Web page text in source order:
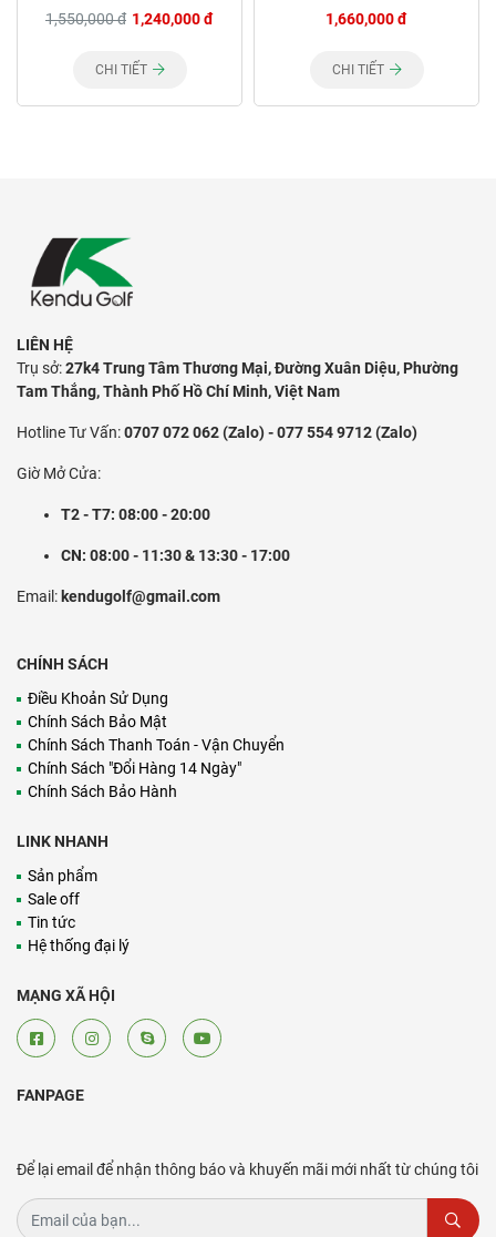
1,550,000 đ 1,240,000 đ
CHI TIẾT
1,660,000 đ
CHI TIẾT
LIÊN HỆ
Trụ sở:27k4 Trung Tâm Thương Mại, Đường Xuân Diệu, Phường
Tam Thắng, Thành Phố Hồ Chí Minh, Việt Nam
Hotline Tư Vấn:0707 072 062 (Zalo) - 077 554 9712 (Zalo)
Giờ Mở Cửa:
T2 - T7: 08:00 - 20:00
CN: 08:00 - 11:30 & 13:30 - 17:00
Email: kendugolf@gmail.com
CHÍNH SÁCH
Điều Khoản Sử Dụng
Chính Sách Bảo Mật
Chính Sách Thanh Toán - Vận Chuyển
Chính Sách "Đổi Hàng 14 Ngày"
Chính Sách Bảo Hành
LINK NHANH
Sản phẩm
Sale off
Tin tức
Hệ thống đại lý
MẠNG XÃ HỘI
FANPAGE
Để lại email để nhận thông báo và khuyến mãi mới nhất từ chúng tôi